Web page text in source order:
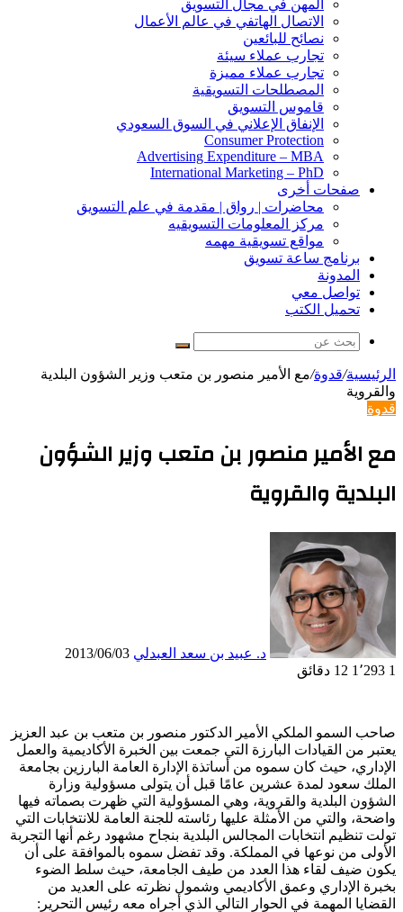
المهن في مجال التسويق
الاتصال الهاتفي في عالم الأعمال
نصائح للبائعين
تجارب عملاء سيئة
تجارب عملاء مميزة
المصطلحات التسويقية
قاموس التسويق
الإنفاق الإعلاني في السوق السعودي
Consumer Protection
Advertising Expenditure – MBA
International Marketing – PhD
صفحات أخرى
محاضرات | رواق | مقدمة في علم التسويق
مركز المعلومات التسويقيه
مواقع تسويقية مهمه
برنامج ساعة تسويق
المدونة
تواصل معي
تحميل الكتب
بحث
الرئيسية/قدوة/مع الأمير منصور بن متعب وزير الشؤون البلدية
والقروية
قدوة
مع الأمير منصور بن متعب وزير الشؤون
البلدية والقروية
د. عبيد بن سعد العبدلي 2013/06/03
1
12 دقائق
صاحب السمو الملكي الأمير الدكتور منصور بن متعب بن عبد العزيز
يعتبر من القيادات البارزة التي جمعت بين الخبرة الأكاديمية والعمل
الإداري، حيث كان سموه من أساتذة الإدارة العامة البارزين بجامعة
الملك سعود لمدة عشرين عامًا قبل أن يتولى مسؤولية وزارة
الشؤون البلدية والقروية، وهي المسؤولية التي ظهرت بصماته فيها
واضحة، والتي من الأمثلة عليها رئاسته للجنة العامة للانتخابات التي
تولت تنظيم انتخابات المجالس البلدية بنجاح مشهود رغم أنها التجربة
الأولى من نوعها في المملكة. وقد تفضل سموه بالموافقة على أن
يكون ضيف لقاء هذا العدد من طيف الجامعة، حيث سلط الضوء
بخبرة الإداري وعمق الأكاديمي وشمول نظرته على العديد من
القضايا المهمة في الحوار التالي الذي أجراه معه رئيس التحرير: